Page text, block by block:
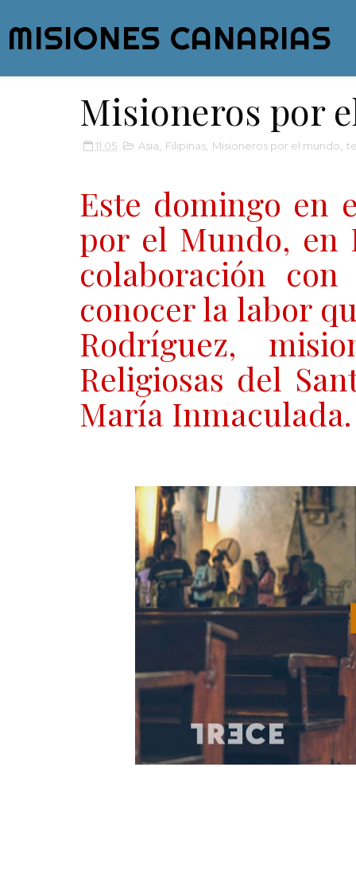
MISIONES CANARIAS
Misioneros por
11:05 Asia Filipinas Misioneros por el mundo
Este domingo en
por el Mundo, en
colaboración
conocer la labor
Rodríguez,
Religiosas del
María Inmaculada.